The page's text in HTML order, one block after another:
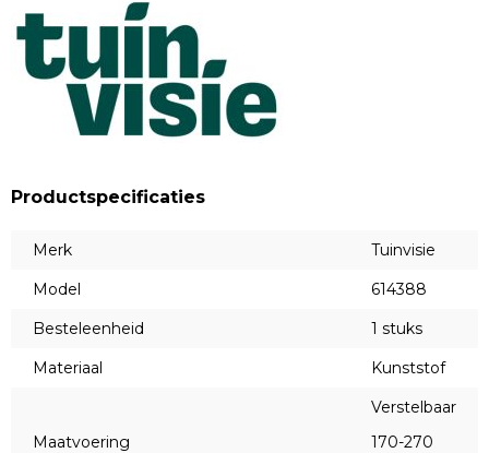
Productspecificaties
Merk
Tuinvisie
Model
614388
Besteleenheid
1 stuks
Materiaal
Kunststof
Maatvoering
Verstelbaar
170-270